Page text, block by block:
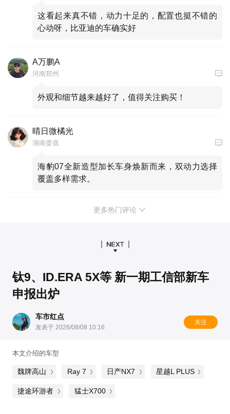
这看起来真不错，动力十足的，配置也挺不错的
心动呀，比亚迪的车确实好
A万鹏A
河南郑州
外观和细节越来越好了，值得关注购买！
晴日微橘光
湖南娄底
海豹07全新造型加长车身焕新而来，双动力选择
覆盖多样需求。
更多热门评论
钛9、ID.ERA 5X等 新一期工信部新车
申报出炉
车市红点
发表于 2026/08/08 10:16
关注
本文介绍的车型
魏牌高山 Ray 7 日产NX7 星越L PLUS
捷途环游者 猛士X700